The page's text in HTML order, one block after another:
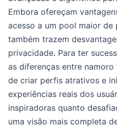
Embora ofereçam
acesso a um pool maior de
também trazem
privacidade. Para ter
as diferenças entre
de criar perfis atrativos e
experiências reais dos
inspiradoras quanto
uma visão mais completa